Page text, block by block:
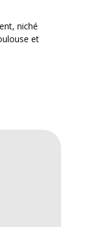
niché
et